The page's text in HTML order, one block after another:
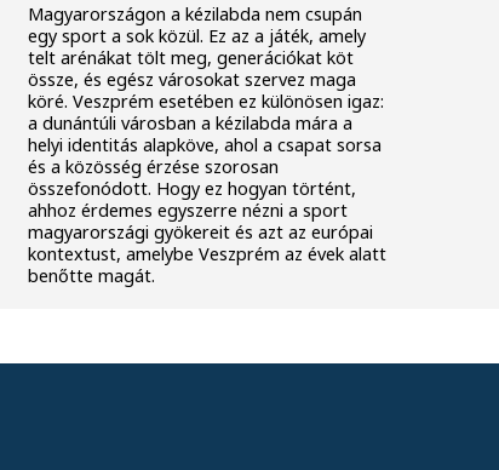
Magyarországon a kézilabda nem csupán
egy sport a sok közül. Ez az a játék, amely
telt arénákat tölt meg, generációkat köt
össze, és egész városokat szervez maga
köré. Veszprém esetében ez különösen igaz:
a dunántúli városban a kézilabda mára a
helyi identitás alapköve, ahol a csapat sorsa
és a közösség érzése szorosan
összefonódott. Hogy ez hogyan történt,
ahhoz érdemes egyszerre nézni a sport
magyarországi gyökereit és azt az európai
kontextust, amelybe Veszprém az évek alatt
benőtte magát.